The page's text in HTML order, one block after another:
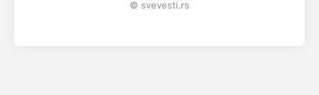
© svevesti.rs